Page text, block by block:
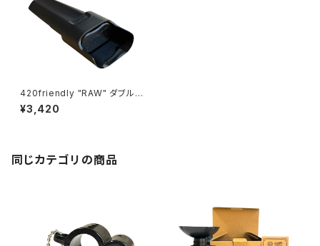
420friendly "RAW" ダブルシ
ョットコーンフィラー 2本同時フ
ィル可能！プレロールメーカー
¥3,420
同じカテゴリの商品